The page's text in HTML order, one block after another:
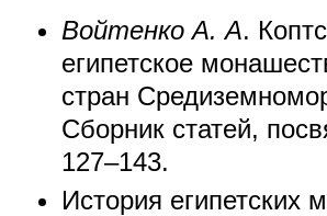
Войтенко А. А.
египетское
стран
Сборник статей,
127–143.
История египетских